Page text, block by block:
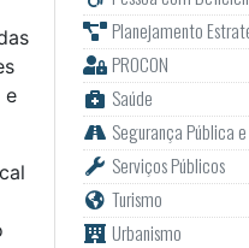
e
Planejamento
PROCON
Saúde
Segurança Pública
Serviços Públicos
Turismo
Urbanismo